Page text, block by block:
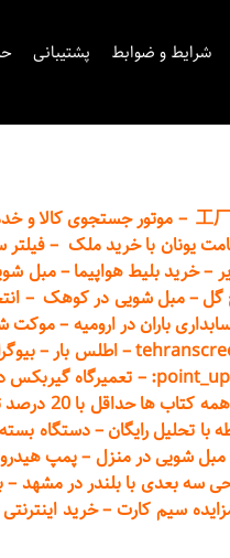
شرایط و ضوابط پشتیبانی
工
– موتور جستجوی کالا و
یونان با خرید ملک –فیلتر
–خرید بلیط هواپیما –مبل
گل–مبل شویی در کوهک–
باران در ارومیه –موکت
–اطلس بار –
– تعمیرگاه گیربکس
همه کتاب ها حداقل با 20 درصد تخفیف
با تحلیل رایگان–دستگاه
مبل شویی در منزل –پمپ
سه بعدی با بلندر در مشهد –
سیم کارت–خرید